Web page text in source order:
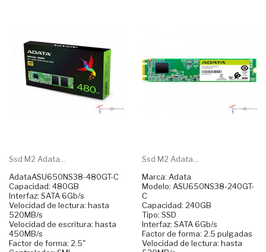
Ssd M2 Adata...
AdataASU650NS38-480GT-C
Capacidad: 480GB
Interfaz: SATA 6Gb/s
Velocidad de lectura: hasta
520MB/s
Velocidad de escritura: hasta
450MB/s
Factor de forma: 2.5"
Ssd M2 Adata...
Marca: Adata
Modelo: ASU650NS38-240GT-
C
Capacidad: 240GB
Tipo: SSD
Interfaz: SATA 6Gb/s
Factor de forma: 2.5 pulgadas
Velocidad de lectura: hasta